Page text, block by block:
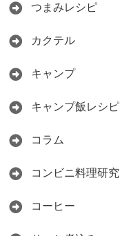
つまみレシピ
カクテル
キャンプ
キャンプ飯レシピ
コラム
コンビニ料理研究
コーヒー